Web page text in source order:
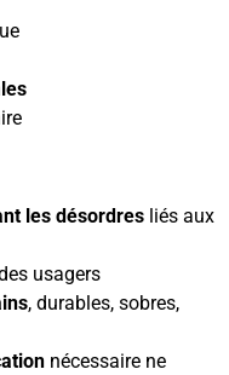
les désordres liés aux
usagers
, durables, sobres,
nécessaire ne